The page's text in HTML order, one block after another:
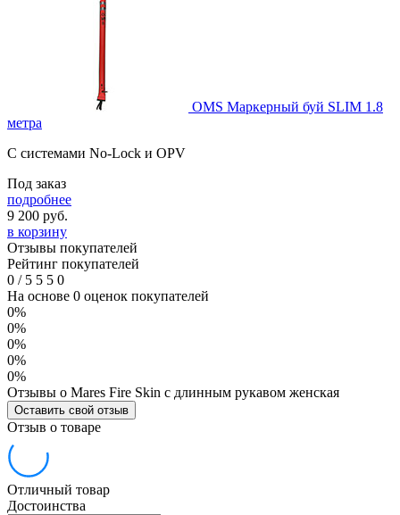
OMS Маркерный буй SLIM 1.8
метра
С системами No-Lock и OPV
Под заказ
подробнее
9 200 руб.
в корзину
Отзывы покупателей
Рейтинг покупателей
0 /5 5 5 0
На основе 0 оценок покупателей
0%
0%
0%
0%
0%
Отзывы о Mares Fire Skin с длинным рукавом женская
Оставить свой отзыв
Отзыв о товаре
Отличный товар
Достоинства